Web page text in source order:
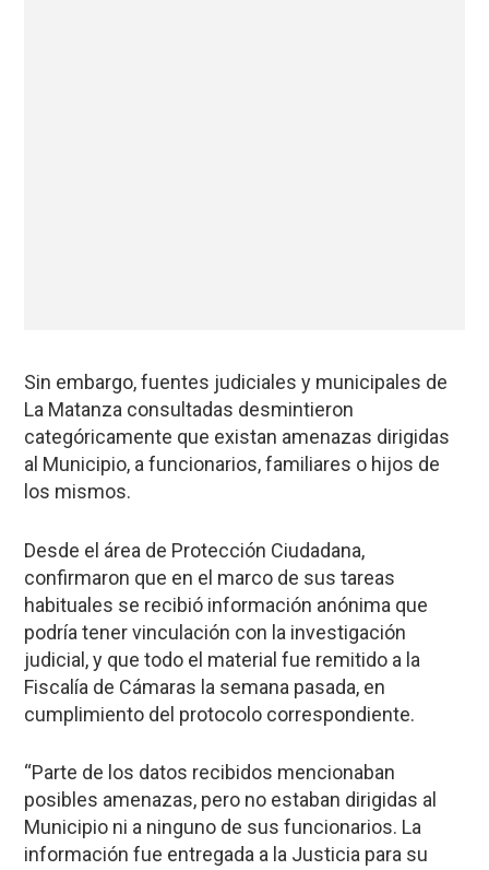
Sin embargo, fuentes judiciales y municipales de
La Matanza consultadas desmintieron
categóricamente que existan amenazas dirigidas
al Municipio, a funcionarios, familiares o hijos de
los mismos.
Desde el área de Protección Ciudadana,
confirmaron que en el marco de sus tareas
habituales se recibió información anónima que
podría tener vinculación con la investigación
judicial, y que todo el material fue remitido a la
Fiscalía de Cámaras la semana pasada, en
cumplimiento del protocolo correspondiente.
“Parte de los datos recibidos mencionaban
posibles amenazas, pero no estaban dirigidas al
Municipio ni a ninguno de sus funcionarios. La
información fue entregada a la Justicia para su